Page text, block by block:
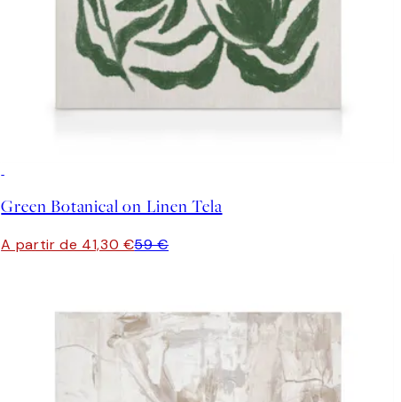
Green Botanical on Linen Tela
A partir de 41,30 €59 €